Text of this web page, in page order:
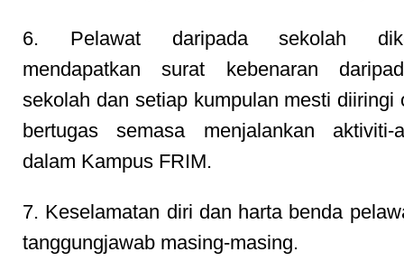
6. Pelawat daripada sekolah
mendapatkan surat kebenaran
sekolah dan setiap kumpulan mesti diiringi
bertugas semasa menjalankan aktiviti-
dalam Kampus FRIM.
7. Keselamatan diri dan harta benda
tanggungjawab masing-masing.